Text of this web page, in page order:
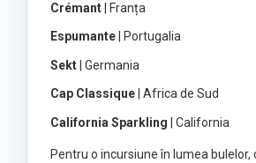
Crémant | Franța
Espumante | Portugalia
Sekt | Germania
Cap Classique | Africa de Sud
California Sparkling | California
Pentru o incursiune în lumea bulelor,